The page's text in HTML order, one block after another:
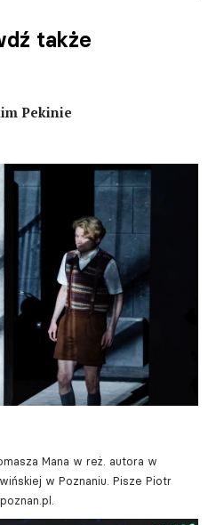
także
Pekinie
Mana w reż. autora w
w Poznaniu. Pisze Piotr